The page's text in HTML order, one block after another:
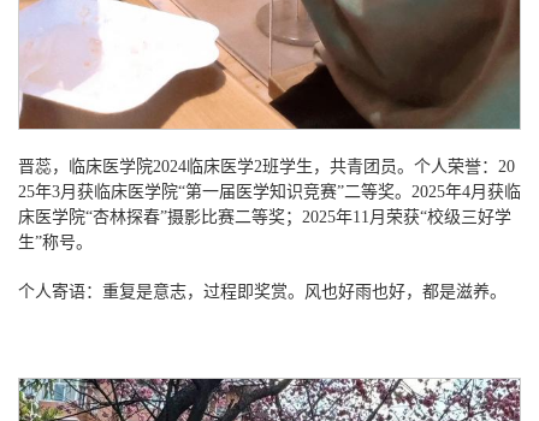
晋蕊，临床医学院2024临床医学2班学生，共青团员。个人荣誉：20
25年3月获临床医学院“第一届医学知识竞赛”二等奖。2025年4月获临
床医学院“杏林探春”摄影比赛二等奖；2025年11月荣获“校级三好学
生”称号。
个人寄语：重复是意志，过程即奖赏。风也好雨也好，都是滋养。